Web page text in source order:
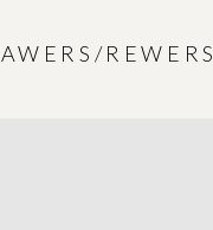
AWERS/REWERS